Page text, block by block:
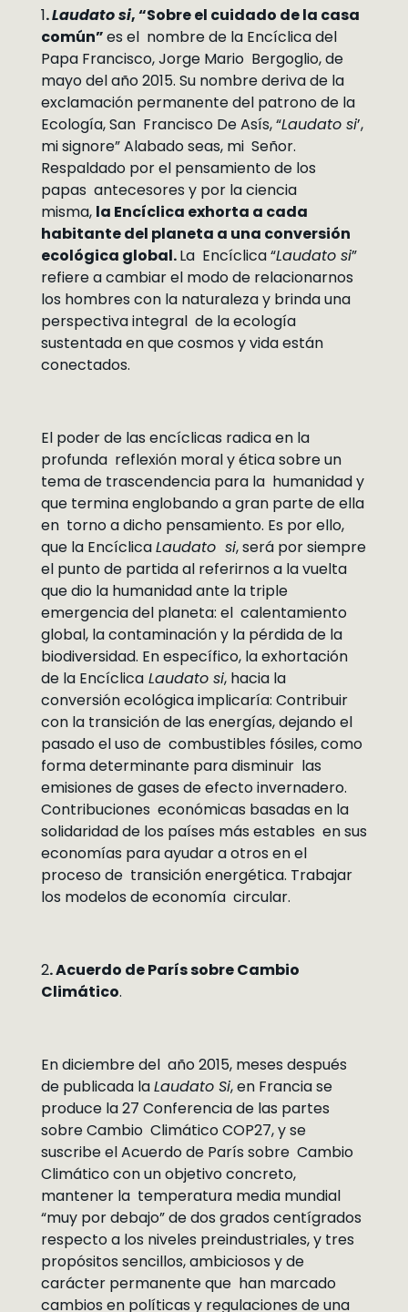
1.Laudato si, “Sobre el cuidado de la casa
común”es el nombre de la Encíclica del
Papa Francisco, Jorge Mario Bergoglio, de
mayo del año 2015. Su nombre deriva de la
exclamación permanente del patrono de la
Ecología, San Francisco De Asís, “Laudato si’,
mi signore” Alabado seas, mi Señor.
Respaldado por el pensamiento de los
papas antecesores y por la ciencia
misma, la Encíclica exhorta a cada
habitante del planeta a una conversión
ecológica global.La Encíclica “Laudato si”
refiere a cambiar el modo de relacionarnos
los hombres con la naturaleza y brinda una
perspectiva integral de la ecología
sustentada en que cosmos y vida están
conectados.
El poder de las encíclicas radica en la
profunda reflexión moral y ética sobre un
tema de trascendencia para la humanidad y
que termina englobando a gran parte de ella
en torno a dicho pensamiento. Es por ello,
que la EncíclicaLaudato si, será por siempre
el punto de partida al referirnos a la vuelta
que dio la humanidad ante la triple
emergencia del planeta: el calentamiento
global, la contaminación y la pérdida de la
biodiversidad. En específico, la exhortación
de la EncíclicaLaudato si, hacia la
conversión ecológica implicaría: Contribuir
con la transición de las energías, dejando el
pasado el uso de combustibles fósiles, como
forma determinante para disminuir las
emisiones de gases de efecto invernadero.
Contribuciones económicas basadas en la
solidaridad de los países más estables en sus
economías para ayudar a otros en el
proceso de transición energética. Trabajar
los modelos de economía circular.
2. Acuerdo de París sobre Cambio
Climático.
En diciembre del año 2015, meses después
de publicada laLaudato Si, en Francia se
produce la 27 Conferencia de las partes
sobre Cambio Climático COP27, y se
suscribe el Acuerdo de París sobre Cambio
Climático con un objetivo concreto,
mantener la temperatura media mundial
“muy por debajo” de dos grados centígrados
respecto a los niveles preindustriales, y tres
propósitos sencillos, ambiciosos y de
carácter permanente que han marcado
cambios en políticas y regulaciones de una